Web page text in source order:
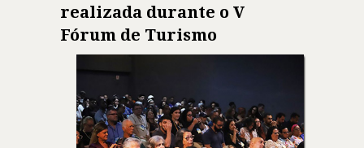
realizada durante o V
Fórum de Turismo